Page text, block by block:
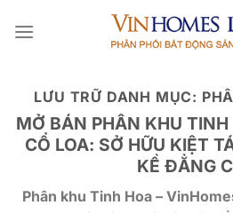
qua
LƯU TRỮ DANH MỤC:
MỞ BÁN PHÂN KHU
CỔ LOA: SỞ HỮU KIỆT
KỀ ĐẲNG
Phân khu Tinh Hoa –